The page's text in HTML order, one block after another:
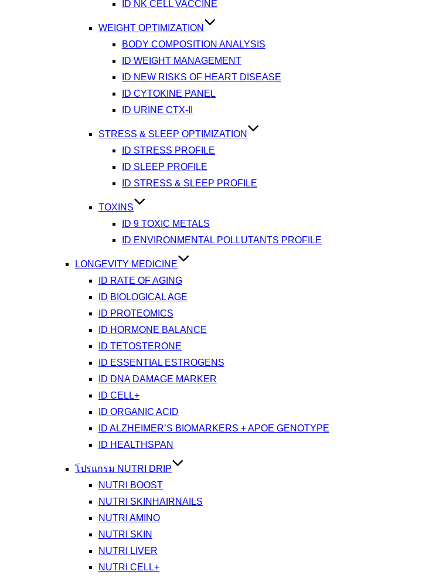
ID NK CELL VACCINE
WEIGHT OPTIMIZATION
BODY COMPOSITION ANALYSIS
ID WEIGHT MANAGEMENT
ID NEW RISKS OF HEART DISEASE
ID CYTOKINE PANEL
ID URINE CTX-II
STRESS & SLEEP OPTIMIZATION
ID STRESS PROFILE
ID SLEEP PROFILE
ID STRESS & SLEEP PROFILE
TOXINS
ID 9 TOXIC METALS
ID ENVIRONMENTAL POLLUTANTS PROFILE
LONGEVITY MEDICINE
ID RATE OF AGING
ID BIOLOGICAL AGE
ID PROTEOMICS
ID HORMONE BALANCE
ID TETOSTERONE
ID ESSENTIAL ESTROGENS
ID DNA DAMAGE MARKER
ID CELL+
ID ORGANIC ACID
ID ALZHEIMER’S BIOMARKERS + APOE GENOTYPE
ID HEALTHSPAN
โปรแกรม NUTRI DRIP
NUTRI BOOST
NUTRI SKINHAIRNAILS
NUTRI AMINO
NUTRI SKIN
NUTRI LIVER
NUTRI CELL+